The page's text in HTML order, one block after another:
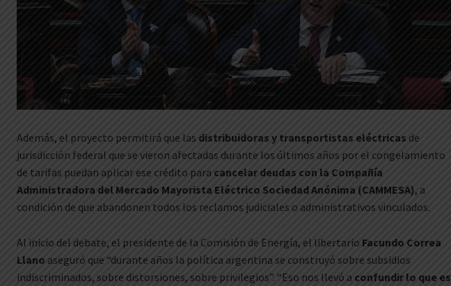
Además, el proyecto permitirá que las distribuidoras y transportistas eléctricas de
jurisdicción federal que se vieron afectadas durante los últimos años por el congelamiento
de tarifas puedan aplicar ese crédito para cancelar deudas con la Compañía
Administradora del Mercado Mayorista Eléctrico Sociedad Anónima (CAMMESA), a
condición de que abandonen todos los reclamos judiciales o administrativos vinculados.
Al inicio del debate, el presidente de la Comisión de Energía, el libertario Facundo Correa
Llano aseguró que “durante años la política argentina se construyó sobre subsidios
indiscriminados, sobre distorsiones, sobre privilegios”. “Eso nos llevó a confundir lo que es